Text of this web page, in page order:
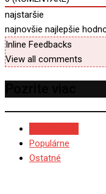
najstaršie
najnovšie najlepšie
Inline Feedbacks
View all comments
Populárne
Ostatné